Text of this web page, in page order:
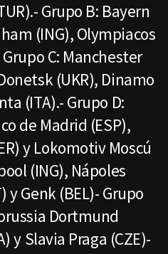
Grupo B: Bayern
(ING), Olympiacos
Grupo C: Manchester
(UKR), Dinamo
(ITA).- Grupo D:
de Madrid (ESP),
y Lokomotiv Moscú
(ING), Nápoles
y Genk (BEL)- Grupo
Dortmund
y Slavia Praga (CZE)-